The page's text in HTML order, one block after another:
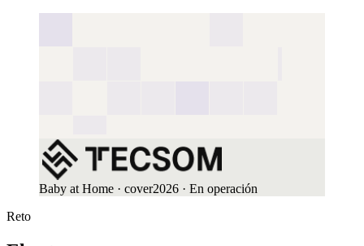
Baby at Home · cover2026 · En operación
Reto